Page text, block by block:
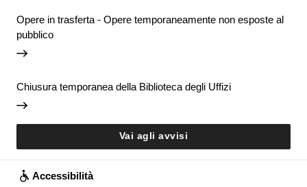
Opere in trasferta - Opere temporaneamente non esposte al
pubblico
Chiusura temporanea della Biblioteca degli Uffizi
Vai agli avvisi
Accessibilità